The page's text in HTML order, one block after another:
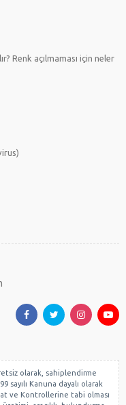
Renk açılmaması için neler
olarak, sahiplendirme
sayılı Kanuna dayalı olarak
ve Kontrollerine tabi olması